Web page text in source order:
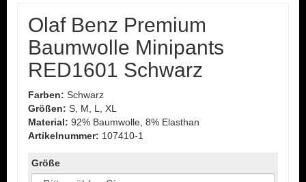
Olaf Benz Premium
Baumwolle Minipants
RED1601 Schwarz
Farben: Schwarz
Größen: S, M, L, XL
Material: 92% Baumwolle, 8% Elasthan
Artikelnummer: 107410-1
Größe